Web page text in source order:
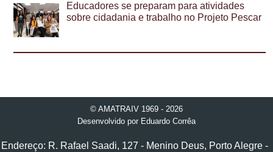
Educadores se preparam para atividades
sobre cidadania e trabalho no Projeto Pescar
© AMATRAIV 1969 - 2026
Desenvolvido por Eduardo Corrêa
Endereço: R. Rafael Saadi, 127 - Menino Deus, Porto Alegre -